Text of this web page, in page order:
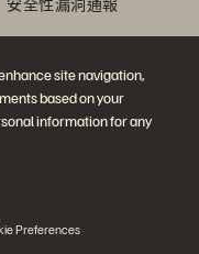
site navigation,
based on your
information for any
Preferences
安全性漏洞通報
所有。